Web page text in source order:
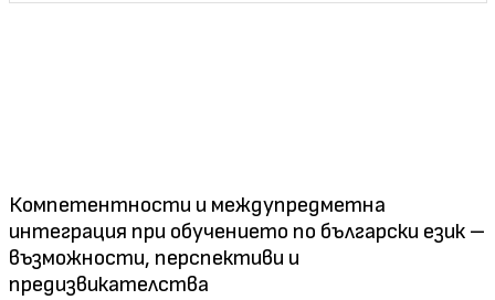
Компетентности и междупредметна
интеграция при обучението по български език –
възможности, перспективи и
предизвикателства